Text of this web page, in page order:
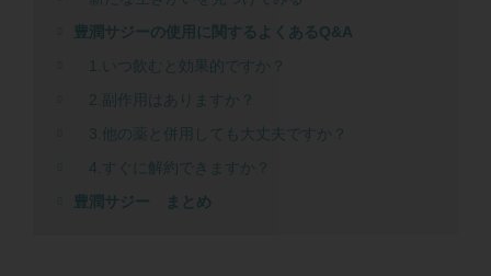
豊潤サジーの使用に関するよくあるQ&A
1.いつ飲むと効果的ですか？
2.副作用はありますか？
3.他の薬と併用しても大丈夫ですか？
4.すぐに解約できますか？
豊潤サジー まとめ